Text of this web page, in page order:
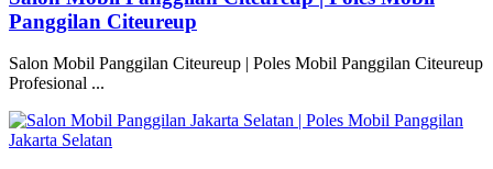
Panggilan Citeureup
Salon Mobil Panggilan Citeureup | Poles Mobil Panggilan Citeureup
Profesional ...